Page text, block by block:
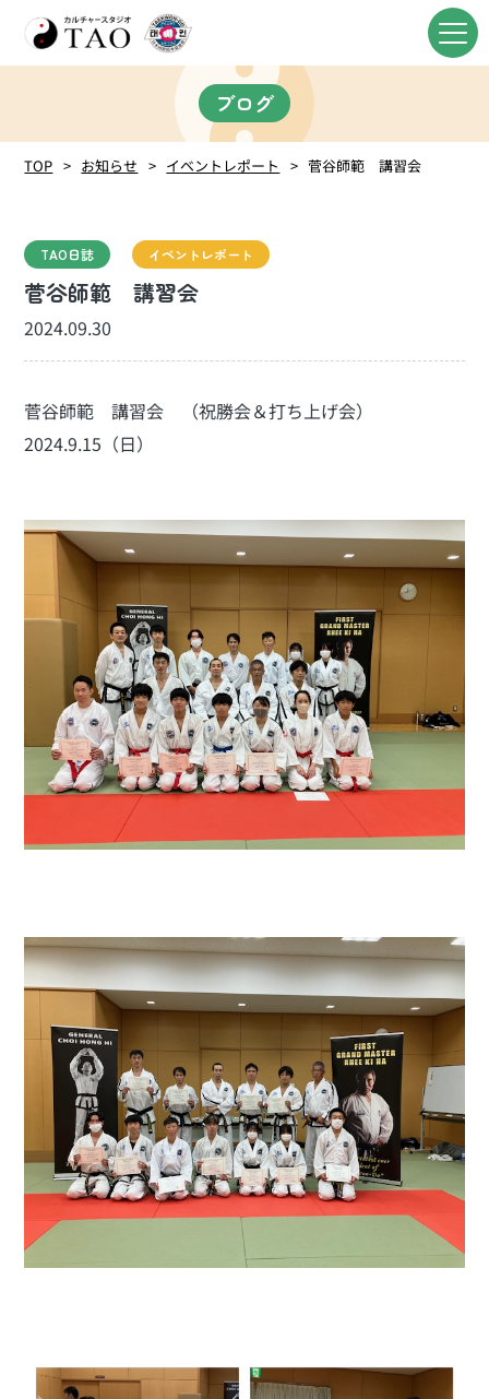
ブログ
TOP お知らせ イベントレポート 菅谷師範 講習会
TAO日誌 イベントレポート
菅谷師範 講習会
2024.09.30
菅谷師範 講習会 （祝勝会＆打ち上げ会）
2024.9.15（日）